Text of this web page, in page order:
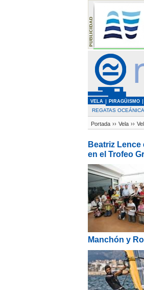
VELA PIRAGÜISMO
REGATAS
Portada ›› Vela ››
Beatriz
en el Trofeo
Manchón y